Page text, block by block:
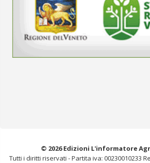
© 2026 Edizioni L'informatore
Tutti i diritti riservati -Partita iva: 00230010233